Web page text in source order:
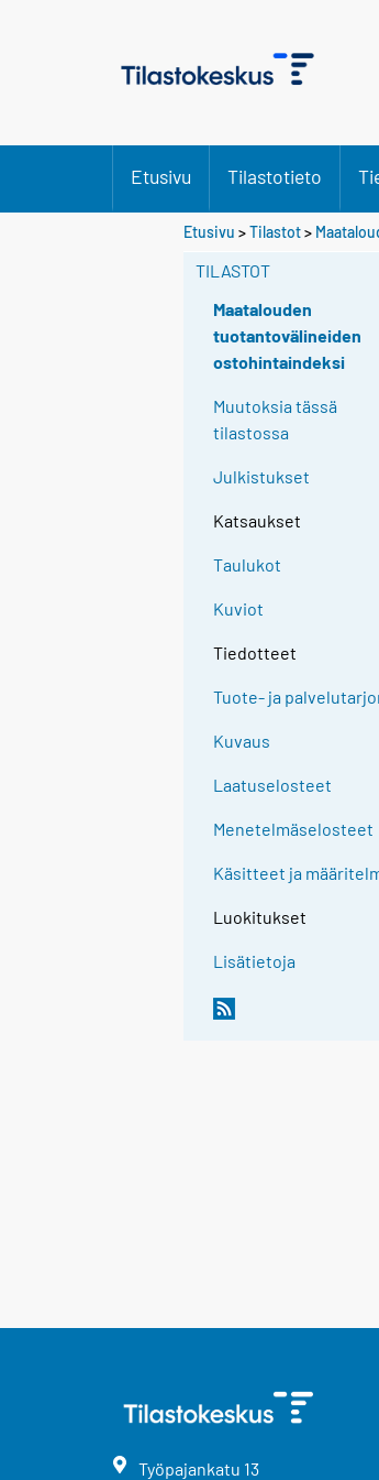
Etusivu Tilastotieto
Etusivu >Tilastot>
TILASTOT
Maatalouden
tuotantovälineiden
ostohintaindeksi
Muutoksia tässä
tilastossa
Julkistukset
Katsaukset
Taulukot
Kuviot
Tiedotteet
Tuote- ja
Kuvaus
Laatuselosteet
Menetelmäselosteet
Käsitteet ja
Luokitukset
Lisätietoja
Työpajankatu 13